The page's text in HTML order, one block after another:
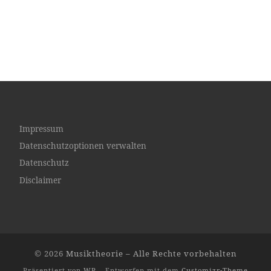
Impressum
Datenschutzoptionen verwalten
Datenschutz
Disclaimer
© 2026 Musiktheorie – Alle Rechte vorbehalten